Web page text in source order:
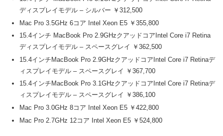
ディスプレイモデル – シルバー ￥312,500
Mac Pro 3.5GHz 6コア Intel Xeon E5 ￥355,800
15.4インチ MacBook Pro 2.9GHzクアッドコアIntel Core i7 Retina
ディスプレイモデル – スペースグレイ ￥362,500
15.4インチMacBook Pro 2.9GHzクアッドコアIntel Core i7 Retinaデ
ィスプレイモデル – スペースグレイ ￥367,700
15.4インチMacBook Pro 3.1GHzクアッドコアIntel Core i7 Retinaデ
ィスプレイモデル – スペースグレイ ￥386,100
Mac Pro 3.0GHz 8コア Intel Xeon E5 ￥422,800
Mac Pro 2.7GHz 12コア Intel Xeon E5 ￥524,800